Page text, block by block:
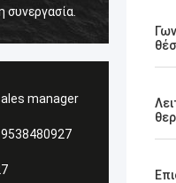
συνεργασία.
του
manager